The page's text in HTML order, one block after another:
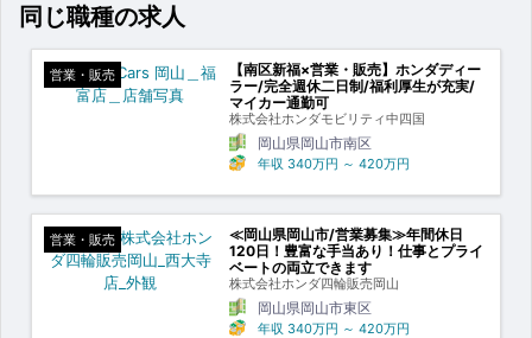
同じ職種の求人
営業・販売
【南区新福×営業・販売】ホンダディー
ラー/完全週休二日制/福利厚生が充実/
マイカー通勤可
株式会社ホンダモビリティ中四国
岡山県岡山市南区
年収 340万円 ～ 420万円
営業・販売
≪岡山県岡山市/営業募集≫年間休日
120日！豊富な手当あり！仕事とプライ
ベートの両立できます
株式会社ホンダ四輪販売岡山
岡山県岡山市東区
年収 340万円 ～ 420万円